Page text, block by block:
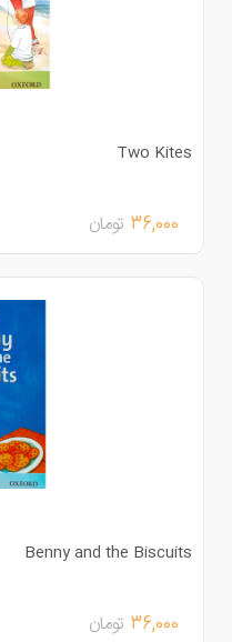
Two
36,000تومان
Benny and the
36,000تومان